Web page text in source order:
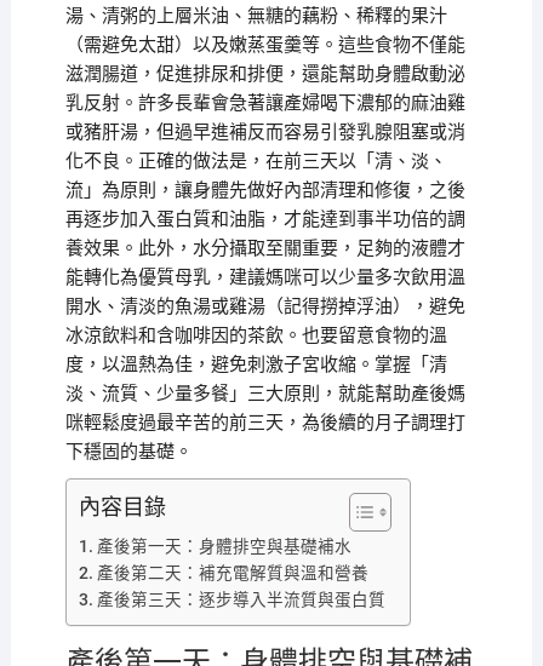
湯、清粥的上層米油、無糖的藕粉、稀釋的果汁
（需避免太甜）以及嫩蒸蛋羹等。這些食物不僅能
滋潤腸道，促進排尿和排便，還能幫助身體啟動泌
乳反射。許多長輩會急著讓產婦喝下濃郁的麻油雞
或豬肝湯，但過早進補反而容易引發乳腺阻塞或消
化不良。正確的做法是，在前三天以「清、淡、
流」為原則，讓身體先做好內部清理和修復，之後
再逐步加入蛋白質和油脂，才能達到事半功倍的調
養效果。此外，水分攝取至關重要，足夠的液體才
能轉化為優質母乳，建議媽咪可以少量多次飲用溫
開水、清淡的魚湯或雞湯（記得撈掉浮油），避免
冰涼飲料和含咖啡因的茶飲。也要留意食物的溫
度，以溫熱為佳，避免刺激子宮收縮。掌握「清
淡、流質、少量多餐」三大原則，就能幫助產後媽
咪輕鬆度過最辛苦的前三天，為後續的月子調理打
下穩固的基礎。
內容目錄
產後第一天：身體排空與基礎補水
產後第二天：補充電解質與溫和營養
產後第三天：逐步導入半流質與蛋白質